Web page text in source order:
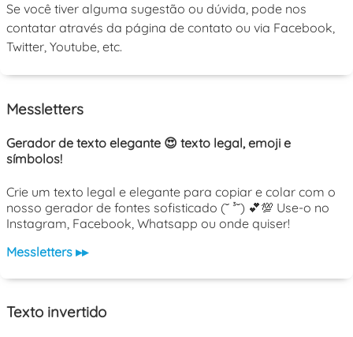
Se você tiver alguma sugestão ou dúvida, pode nos
contatar através da página de contato ou via Facebook,
Twitter, Youtube, etc.
Messletters
Gerador de texto elegante 😍 texto legal, emoji e
símbolos!
Crie um texto legal e elegante para copiar e colar com o
nosso gerador de fontes sofisticado (˘ ³˘) 💕💯 Use-o no
Instagram, Facebook, Whatsapp ou onde quiser!
Messletters ▸▸
Texto invertido